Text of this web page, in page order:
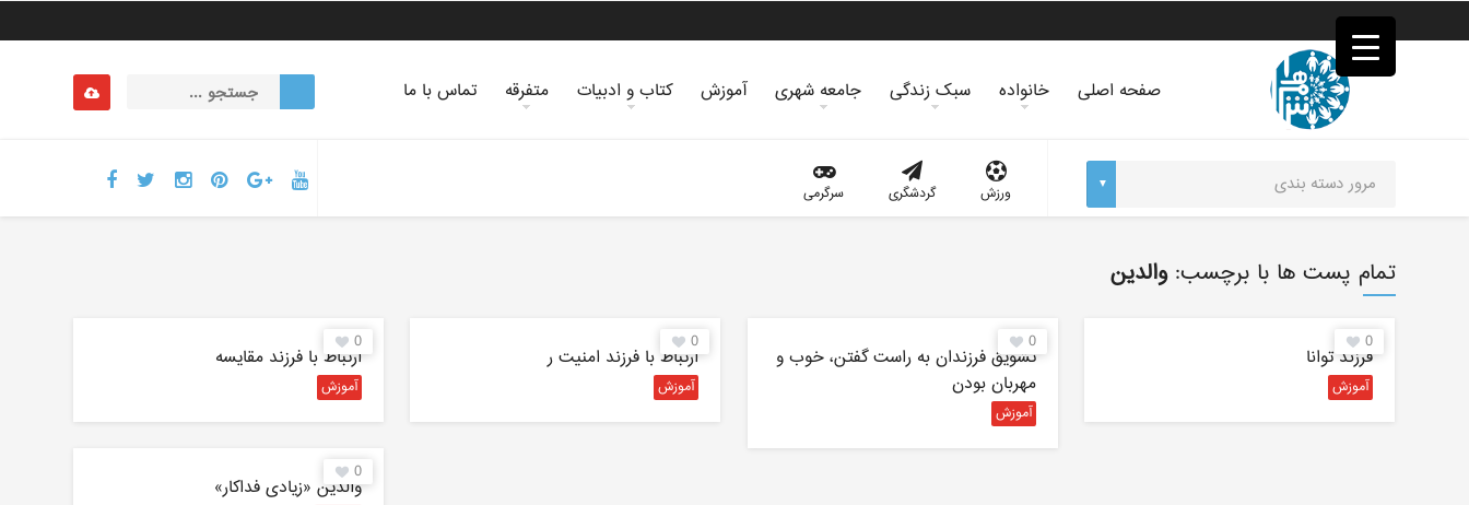
خون
صفحه اصلی خانواده سبک زندگی جامعه شهری آموزش کتاب و ادبیات متفرقه تماس با ما
ورزش گردشگری سرگرمی
تمام پست ها با برچسب:والدین
0
ارتباط با فرزند مقایسه
آموزش
0
ارتباط با فرزند امنیت ر
آموزش
0
تشویق فرزندان به راست گفتن، خوب و
مهربان بودن
آموزش
0
فرزند توانا
آموزش
0
والدین «زیادی فداکار»